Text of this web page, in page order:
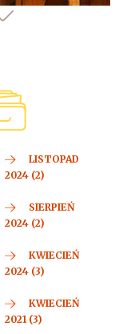
LISTOPAD
2024 (2)
SIERPIEŃ
2024 (2)
KWIECIEŃ
2024 (3)
KWIECIEŃ
2021 (3)